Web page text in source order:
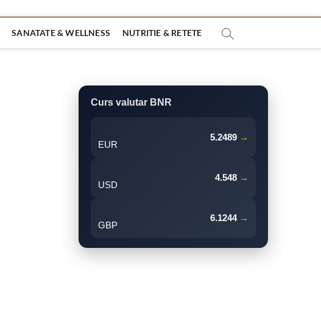
SANATATE & WELLNESS NUTRITIE & RETETE
Curs valutar BNR
EUR
5.2489 →
USD
4.548 →
GBP
6.1244 →